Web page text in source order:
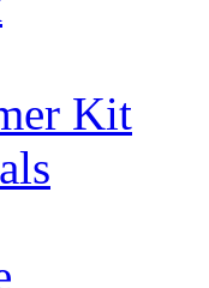
Kit